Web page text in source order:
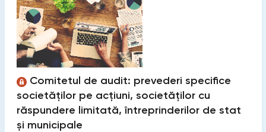
Comitetul de audit: prevederi specifice
societăților pe acțiuni, societăților cu
răspundere limitată, întreprinderilor de stat
și municipale